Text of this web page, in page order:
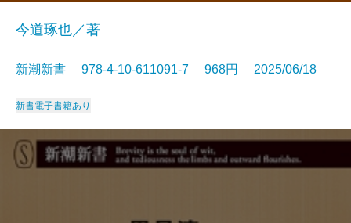
今道琢也／著
新潮新書 978-4-10-611091-7 968円 2025/06/18
新書電子書籍あり